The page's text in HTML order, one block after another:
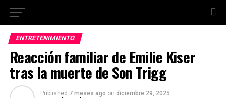
ENTRETENIMIENTO
Reacción familiar de Emilie Kiser
tras la muerte de Son Trigg
Published 7 meses ago on diciembre 29, 2025